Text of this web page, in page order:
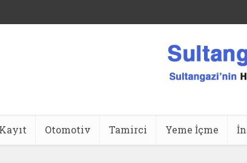
Otomotiv Tamirci Yeme İçme